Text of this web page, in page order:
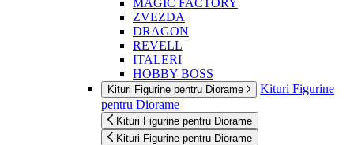
ZVEZDA
DRAGON
REVELL
ITALERI
HOBBY BOSS
Kituri Figurine pentru Diorame
Kituri Figurine
pentru Diorame
Kituri Figurine pentru Diorame
Kituri Figurine pentru Diorame